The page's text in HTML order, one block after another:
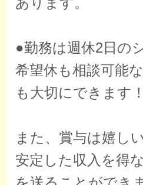
●勤務は週休2日の
希望休も相談可能
も大切にできます
また、賞与は嬉し
安定した収入を得